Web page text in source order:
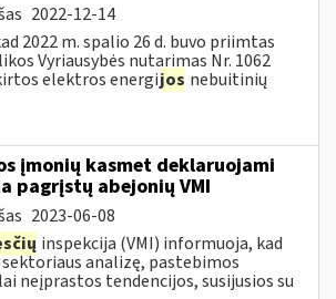
2022-12-14
2022 m. spalio 26 d. buvo priimtas
Vyriausybės nutarimas Nr. 1062
elektros energijos nebuitinių
įmonių kasmet deklaruojami
pagrįstų abejonių VMI
2023-06-08
inspekcija (VMI) informuoja, kad
analizę, pastebimos
neįprastos tendencijos, susijusios su